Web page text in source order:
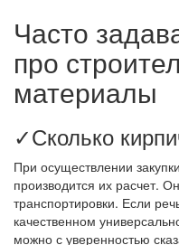
Часто
про
материалы
✓Сколько
При осуществлении
производится их расчет.
транспортировки. Если
качественном
можно с уверенностью